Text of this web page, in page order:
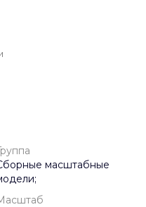
масштабные